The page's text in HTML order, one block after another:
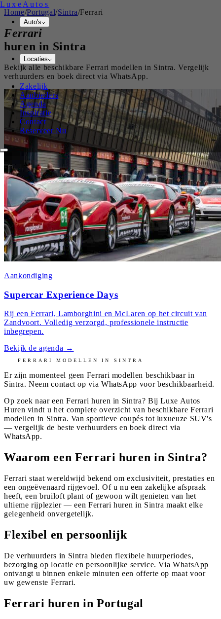
Luxe Autos
Auto's
Locaties
Zakelijk
Aanbieders
Agenda
Inspiratie
Contact
Reserveer Nu
Home/Portugal/Sintra/Ferrari
Ferrari
huren in Sintra
Bekijk alle beschikbareFerrari modellen in Sintra. Vergelijk
verhuurders en boek direct via WhatsApp.
Aankondiging
Supercar Experience Days
Rij een Ferrari, Lamborghini en McLaren op het circuit van
Zandvoort. Volledig verzorgd, professionele instructie
inbegrepen.
Bekijk de agenda →
FERRARI MODELLEN INSINTRA
Er zijn momenteel geen Ferrari modellen beschikbaar in
Sintra. Neem contact op via WhatsApp voor beschikbaarheid.
Op zoek naar een Ferrari huren in Sintra? Bij Luxe Autos
Huren vindt u het complete overzicht van beschikbare Ferrari
modellen in Sintra. Van sportieve coupés tot luxueuze SUV's
— vergelijk de beste verhuurders en boek direct via
WhatsApp.
Waarom een Ferrari huren in Sintra?
Ferrari staat wereldwijd bekend om exclusiviteit, prestaties en
een ongeëvenaard rijgevoel. Of u nu een zakelijke afspraak
heeft, een bruiloft plant of gewoon wilt genieten van het
ultieme rijplezier — een Ferrari huren in Sintra maakt elke
gelegenheid onvergetelijk.
Flexibel en persoonlijk
De verhuurders in Sintra bieden flexibele huurperiodes,
bezorging op locatie en persoonlijke service. Via WhatsApp
ontvangt u binnen enkele minuten een offerte op maat voor
uw gewenste Ferrari.
Ferrari huren in Portugal